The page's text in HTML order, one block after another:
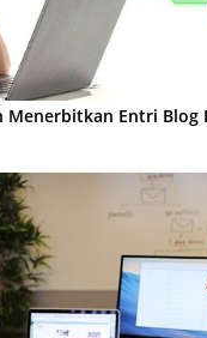
Menerbitkan Entri Blog